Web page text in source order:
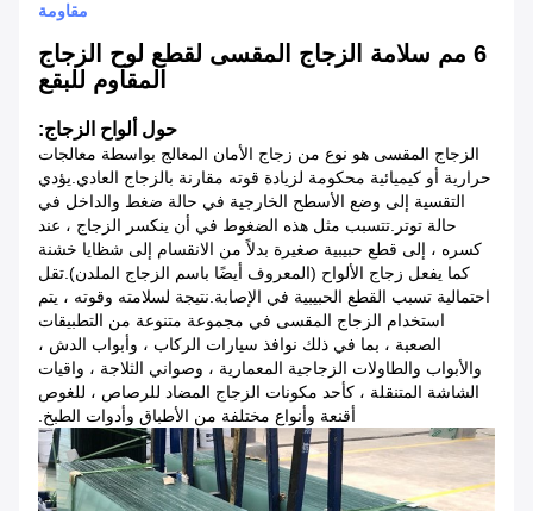
مقاومة
6 مم سلامة الزجاج المقسى لقطع لوح الزجاج
المقاوم للبقع
حول ألواح الزجاج:
الزجاج المقسى هو نوع من زجاج الأمان المعالج بواسطة معالجات
حرارية أو كيميائية محكومة لزيادة قوته مقارنة بالزجاج العادي.يؤدي
التقسية إلى وضع الأسطح الخارجية في حالة ضغط والداخل في
حالة توتر.تتسبب مثل هذه الضغوط في أن ينكسر الزجاج ، عند
كسره ، إلى قطع حبيبية صغيرة بدلاً من الانقسام إلى شظايا خشنة
كما يفعل زجاج الألواح (المعروف أيضًا باسم الزجاج الملدن).تقل
احتمالية تسبب القطع الحبيبية في الإصابة.نتيجة لسلامته وقوته ، يتم
استخدام الزجاج المقسى في مجموعة متنوعة من التطبيقات
الصعبة ، بما في ذلك نوافذ سيارات الركاب ، وأبواب الدش ،
والأبواب والطاولات الزجاجية المعمارية ، وصواني الثلاجة ، واقيات
الشاشة المتنقلة ، كأحد مكونات الزجاج المضاد للرصاص ، للغوص
أقنعة وأنواع مختلفة من الأطباق وأدوات الطبخ.